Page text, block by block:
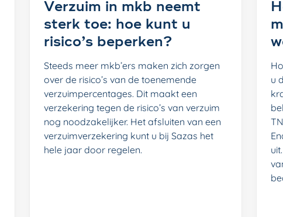
Verzuim in mkb neemt
sterk toe: hoe kunt u
risico’s beperken?
Steeds meer mkb’ers maken zich zorgen
over de risico’s van de toenemende
verzuimpercentages. Dit maakt een
verzekering tegen de risico’s van verzuim
nog noodzakelijker. Het afsluiten van een
verzuimverzekering kunt u bij Sazas het
hele jaar door regelen.
u